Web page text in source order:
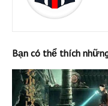
Bạn có thể thích